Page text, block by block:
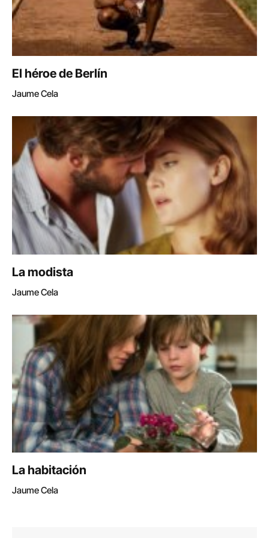
El héroe de Berlín
Jaume Cela
La modista
Jaume Cela
La habitación
Jaume Cela